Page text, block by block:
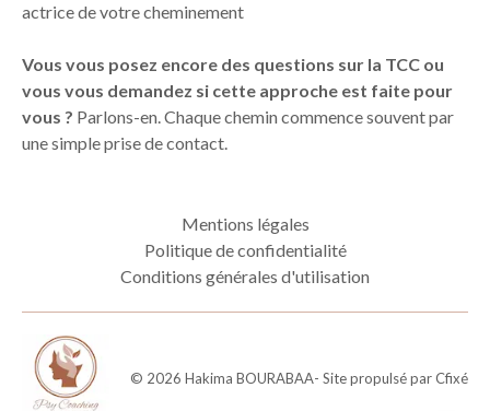
actrice de votre cheminement
Vous vous posez encore des questions sur la TCC ou
vous vous demandez si cette approche est faite pour
vous ? Parlons-en. Chaque chemin commence souvent par
une simple prise de contact.
Mentions légales
Politique de confidentialité
Conditions générales d'utilisation
© 2026 Hakima BOURABAA- Site propulsé parCfixé